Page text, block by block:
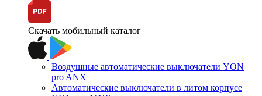
Скачать мобильный каталог
Воздушные автоматические выключатели YON
pro ANX
Автоматические выключатели в литом корпусе